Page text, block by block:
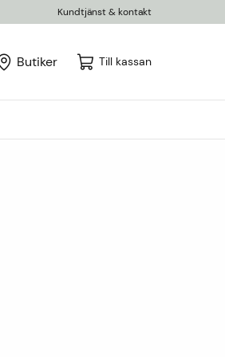
Kundtjänst & kontakt
Butiker Till kassan